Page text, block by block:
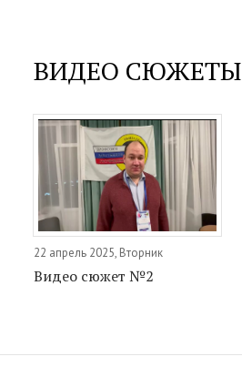
ВИДЕО СЮЖЕТЫ
22 апрель 2025, Вторник
Видео сюжет №2